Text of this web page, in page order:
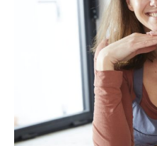
site avec nos partenaires
potentiellement combiner
qu'ils ont collectées lors